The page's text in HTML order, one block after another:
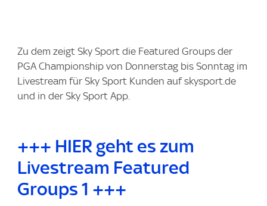
Zu dem zeigt Sky Sport die Featured Groups der
PGA Championship von Donnerstag bis Sonntag im
Livestream für Sky Sport Kunden auf skysport.de
und in der Sky Sport App.
+++ HIER geht es zum
Livestream Featured
Groups 1 +++